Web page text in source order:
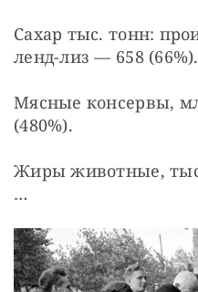
Сахар тыс. тонн:
ленд-лиз — 658 (66%).
Мясные консервы,
(480%).
Жиры животные,
…